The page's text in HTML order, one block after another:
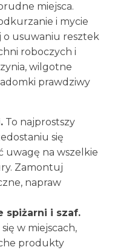
miejsca.
i mycie
o usuwaniu resztek
roboczych i
wilgotne
prawdziwy
To najprostszy
się
uwagę na wszelkie
Zamontuj
napraw
spiżarni i szaf.
w miejscach,
produkty